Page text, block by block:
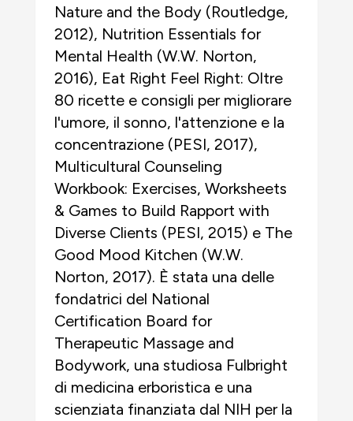
Nature and the Body (Routledge,
2012), Nutrition Essentials for
Mental Health (W.W. Norton,
2016), Eat Right Feel Right: Oltre
80 ricette e consigli per migliorare
l'umore, il sonno, l'attenzione e la
concentrazione (PESI, 2017),
Multicultural Counseling
Workbook: Exercises, Worksheets
& Games to Build Rapport with
Diverse Clients (PESI, 2015) e The
Good Mood Kitchen (W.W.
Norton, 2017). È stata una delle
fondatrici del National
Certification Board for
Therapeutic Massage and
Bodywork, una studiosa Fulbright
di medicina erboristica e una
scienziata finanziata dal NIH per la